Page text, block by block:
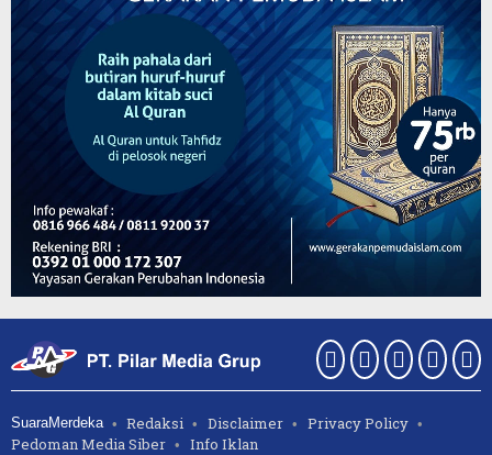
SuaraMerdeka Redaksi Disclaimer
Privacy Policy
Pedoman Media Siber
Info Iklan